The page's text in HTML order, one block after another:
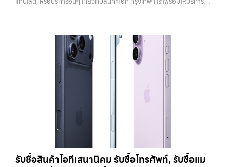
ออก iCloud แล้วเท่านั้น หากทำสลับขั้นตอน อาจทำให้เครื่องติดล็อกและ
และได้รับการดูแลมาอย่างดี มักจะได้ราคาดีกว่าเครื่องที่มีคราบหรือฝุ่นสะสม
การทำความสะอาดไม่จำเป็นต้องใช้อุปกรณ์พิเศษ เพียงใช้ผ้านุ่มเช็ดหน้าจอ
เช็ดตัวเครื่อง และทำความสะอาดบริเวณเล็กๆ เช่น ช่องลำโพงหรือพอร์ต
ชาร์จ ก็เพียงพอแล้ว หากเป็นการขายผ่านออนไลน์ ภาพถ่ายก็มีผลอย่าง
มาก เครื่องที่ดูดีตั้งแต่ในรูป จะช่วยเพิ่มโอกาสในการต่อรองราคาได้มากขึ้น
5. ตรวจสอบสภาพเครื่องและแบตเตอรี่ สภาพของเครื่องเป็นปัจจัยหลักที่
สิ่งที่ควรตรวจสอบ ได้แก่ หน้าจอมีรอยหรือไม่ กล้องใช้งานได้ปกติหรือไม่
ปุ่มต่างๆ กดได้ครบหรือไม่ ลำโพงและไมโครโฟนทำงานหรือไม่ อีกจุดที่
สำคัญคือแบตเตอรี่ ซึ่งสามารถตรวจสอบได้จากเมนู Battery Health หาก
เปอร์เซ็นต์ยังอยู่ในระดับสูง จะช่วยให้ได้ราคาดีกว่าเครื่องที่แบตเสื่อม ในบาง
กรณี การเปลี่ยนแบตก่อนขายอาจช่วยเพิ่มมูลค่าได้ แต่ควรคำนวณต้นทุนให้
2019)รุ่น Pro มาพร้อมกล้องสามตัว จอ Super Retina XDR และวัสดุส
15,000 บาทiPhone 11 Pro 128GB รับซื้อได้ที่ 11,900 บาทราคาตลาด
มือสอง: 17,000 บาทiPhone 11 Pro 256GB รับซื้อได้ที่ 13,300 บาท
ราคาตลาดมือสอง: 19,000 บาทราคารับซื้อ iPhone 11 Pro
Max:iPhone 11 Pro Max 64GB รับซื้อได้ที่ 12,600 บาทราคาตลาดมือ
สอง: 18,000 บาทiPhone 11 Pro Max 128GB รับซื้อได้ที่ 14,000 บาท
ราคาตลาดมือสอง: 20,000 บาทiPhone 11 Pro Max 256GB รับซื้อ
ได้ที่ 15,400 บาทราคาตลาดมือสอง: 22,000 บาท
mini (ปี 2020)iPhone 12 เป็นรุ่นแรกที่รองรับ 5G พร้อมดีไซน์ขอบ
ขึ้นราคารับซื้อ iPhone 12:iPhone 12 64GB รับซื้อได้ที่ 8,750 บาทราคา
บางแค วัชรพล รามอินทรา รับซื้อสินค้าไอทีวังหิน — รับซื้อโทรศัพท์, รับซื้อ
แมคบุค, รับซื้อโน๊ตบุ๊ค, รับซื้อแท็บเล็ต, หรือบริการอื่นๆ เกี่ยวกับสินค้าไอที
กรุงเทพฯ เราพร้อมให้บริการครบวงจร รับซื้อสินค้าไอทีวังหิน รับซื้อ
โทรศัพท์, รับซื้อแมคบุค, รับซื้อโน๊ตบุ๊ค, รับซื้อแท็บเล็ต, หรือบริการอื่นๆ เกี่ยว
กับสินค้าไอที กรุงเทพฯ… รับซื้อสินค้าไอทีวังหิน รับซื้อ iPhone ทุกรุ่น ให้
ราคาสูง พร้อมจ่ายเงินทันที ประสบการณ์เหนือระดับกับการ รับซื้อไอ
เว็บไซต์ที่คุณไว้วางใจได้ สำหรับบริการ รับซื้อ มือถือ iPhone, Samsung,
iPad, แท็บเล็ต ทุกยี่ห้อ ให้ราคาสูง พร้อมจ่ายเงินทันที ครอบคลุมพื้นที่
ลาดพร้าว, รัชดา, บางรัก, แจ้งวัฒนะ, บางแค, วัชรพล, รามอินทรา และเขต
กรุงเทพฯ ใกล้ “ใกล้ ฉัน” ที่สุด ในยุคที่สมาร์ทโฟน แท็บเล็ต และอุปกรณ์ไอที
ใหม่ๆ เปลี่ยนรุ่นกันแทบทุกช่วงเวลา อุปกรณ์ที่คุณใช้แล้วอาจกลายเป็นของ
ที่ไม่ได้ใช้งานอยู่เฉยๆ เว็บไซต์ของเราจึงเกิดขึ้นเพื่อเป็นทางเลือกให้คุณ
รับซื้อสินค้าไอทีเสนานิคม รับซื้อโทรศัพท์, รับซื้อแม